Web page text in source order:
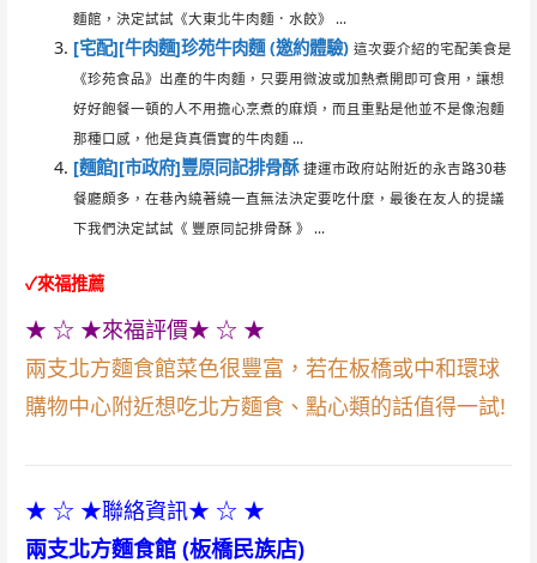
麵館，決定試試《大東北牛肉麵．水餃》 ...
[宅配][牛肉麵]珍苑牛肉麵 (邀約體驗) 這次要介紹的宅配美食是
《珍苑食品》出產的牛肉麵，只要用微波或加熱煮開即可食用，讓想
好好飽餐一頓的人不用擔心烹煮的麻煩，而且重點是他並不是像泡麵
那種口感，他是貨真價實的牛肉麵 ...
[麵館][市政府]豐原同記排骨酥 捷運市政府站附近的永吉路30巷
餐廳頗多，在巷內繞著繞一直無法決定要吃什麼，最後在友人的提議
下我們決定試試《 豐原同記排骨酥 》 ...
✓來福推薦
★ ☆ ★來福評價★ ☆ ★
兩支北方麵食館菜色很豐富，若在板橋或中和環球
購物中心附近想吃北方麵食、點心類的話值得一試!
★ ☆ ★聯絡資訊★ ☆ ★
兩支北方麵食館 (板橋民族店)